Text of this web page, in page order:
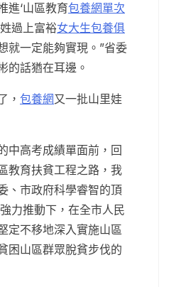
進‘山區教育包養網單次
過上富裕女大生包養俱
就一定能夠實現。”省委
的話猶在耳邊。
， 包養網又一批山里娃
中高考成績單面前，回
教育扶貧工程之路，我
、市政府科學睿智的頂
強力推動下，在全市人民
定不移地深入實施山區
困山區群眾脫貧步伐的